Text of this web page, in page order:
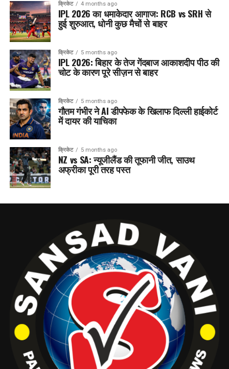
क्रिकेट 4 months ago
IPL 2026 का धमाकेदार आगाज: RCB vs SRH से
हुई शुरुआत, धोनी कुछ मैचों से बाहर
क्रिकेट 5 months ago
IPL 2026: बिहार के तेज गेंदबाज आकाशदीप पीठ की
चोट के कारण पूरे सीज़न से बाहर
क्रिकेट 5 months ago
गौतम गंभीर ने AI डीपफेक के खिलाफ दिल्ली हाईकोर्ट
में दायर की याचिका
क्रिकेट 5 months ago
NZ vs SA: न्यूजीलैंड की तूफानी जीत, साउथ
अफ्रीका पूरी तरह पस्त